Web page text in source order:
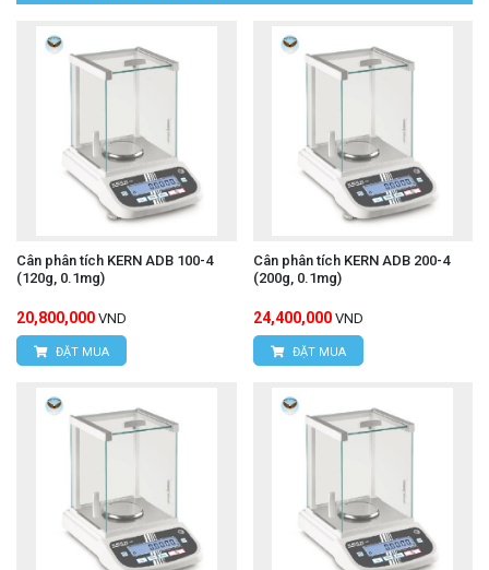
Cân phân tích KERN ADB 100-4
(120g, 0.1mg)
20,800,000 VND
ĐẶT MUA
Cân phân tích KERN ADB 200-4
(200g, 0.1mg)
24,400,000 VND
ĐẶT MUA